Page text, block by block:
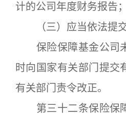
计的公司年度财务报告；
（三）应当依法提交
保险保障基金公司
时向国家有关部门提交
有关部门责令改正。
第三十二条保险保